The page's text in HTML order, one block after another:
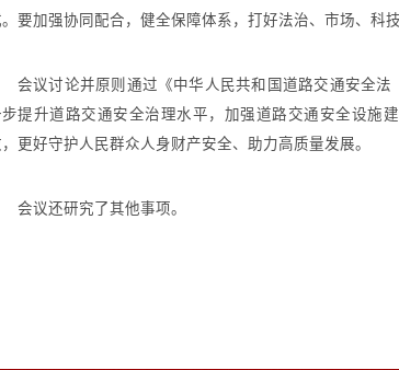
要加强协同配合，健全保障体系，打好法治、市场、科
议讨论并原则通过《中华人民共和国道路交通安全法
提升道路交通安全治理水平，加强道路交通安全设施
更好守护人民群众人身财产安全、助力高质量发展。
议还研究了其他事项。